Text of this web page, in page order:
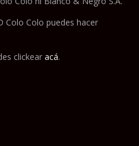
Colo Colo puedes hacer
clickear acá.